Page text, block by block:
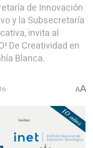
de Innovación
y la Subsecretaría
invita al
De Creatividad en
Blanca.
AA